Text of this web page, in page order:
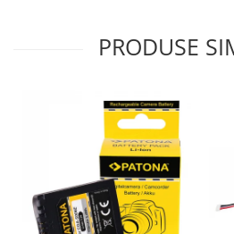
PRODUSE